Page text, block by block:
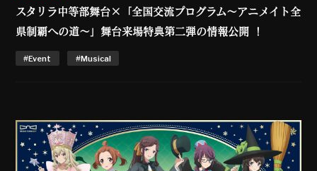
スタリラ中等部舞台×「全国交流プログラム～アニメイト全
県制覇への道～」舞台来場特典第二弾の情報公開 ！
#Event #Musical